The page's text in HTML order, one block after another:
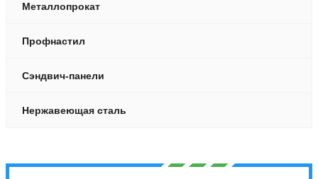
Металлопрокат
Профнастил
Сэндвич-панели
Нержавеющая сталь